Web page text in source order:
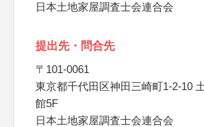
日本土地家屋調査士会連合会
提出先・問合先
〒101-0061
東京都千代田区神田三崎町1-2-10
館5F
日本土地家屋調査士会連合会